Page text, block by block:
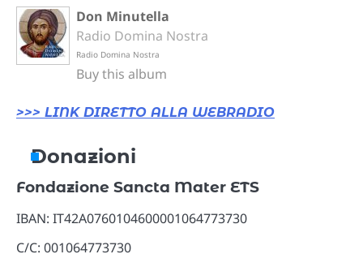
Don Minutella
Radio Domina Nostra
Radio Domina Nostra
Buy this album
>>> LINK DIRETTO ALLA WEBRADIO
Donazioni
Fondazione Sancta Mater ETS
IBAN: IT42A0760104600001064773730
C/C: 001064773730